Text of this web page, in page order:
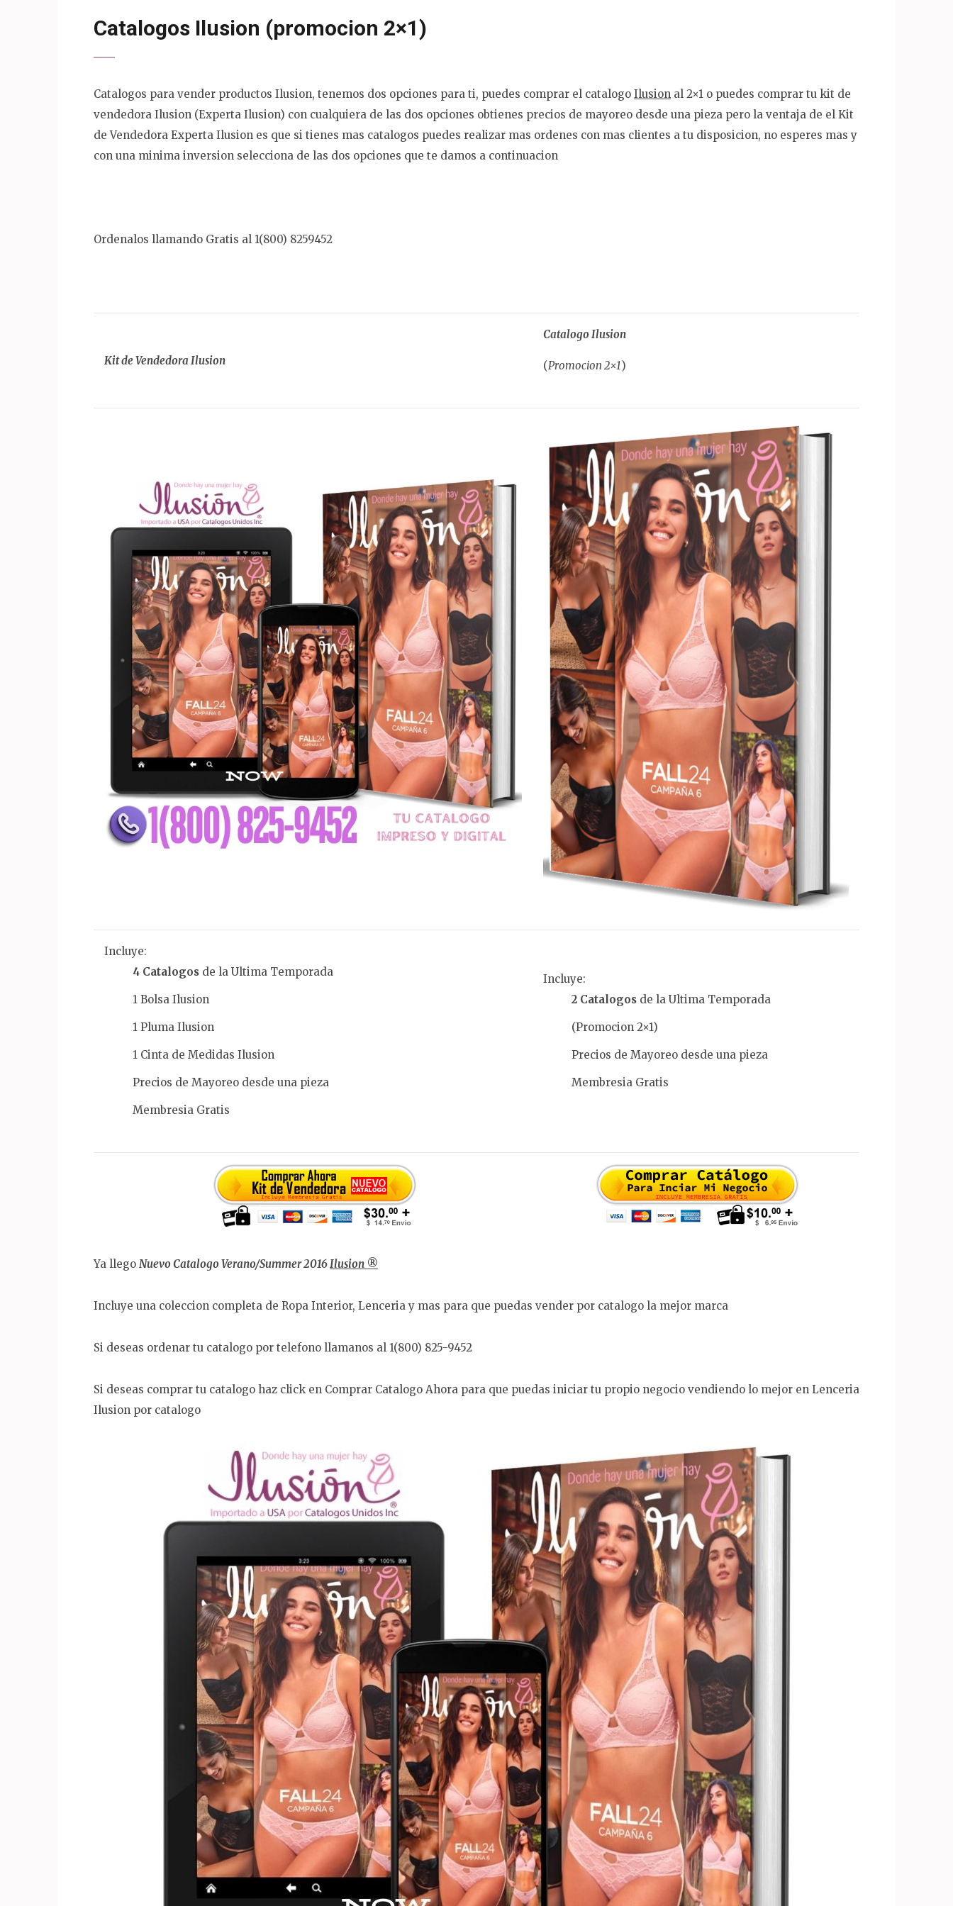
Catalogos Ilusion (promocion 2×1)
Catalogos para vender productos Ilusion, tenemos dos opciones para ti, puedes comprar el catalogo Ilusion al 2×1 o puedes comprar tu kit de
vendedora Ilusion (Experta Ilusion) con cualquiera de las dos opciones obtienes precios de mayoreo desde una pieza pero la ventaja de el Kit
de Vendedora Experta Ilusion es que si tienes mas catalogos puedes realizar mas ordenes con mas clientes a tu disposicion, no esperes mas y
con una minima inversion selecciona de las dos opciones que te damos a continuacion
Ordenalos llamando Gratis al 1(800) 8259452
Kit de Vendedora Ilusion
Catalogo Ilusion
(Promocion 2×1)
Incluye:
4 Catalogos de la Ultima Temporada
1 Bolsa Ilusion
1 Pluma Ilusion
1 Cinta de Medidas Ilusion
Precios de Mayoreo desde una pieza
Membresia Gratis
Incluye:
2 Catalogos de la Ultima Temporada
(Promocion 2×1)
Precios de Mayoreo desde una pieza
Membresia Gratis
Ya llego Nuevo Catalogo Verano/Summer 2016Ilusion ®
Incluye una coleccion completa de Ropa Interior, Lenceria y mas para que puedas vender por catalogo la mejor marca
Si deseas ordenar tu catalogo por telefono llamanos al 1(800) 825-9452
Si deseas comprar tu catalogo haz click en Comprar Catalogo Ahora para que puedas iniciar tu propio negocio vendiendo lo mejor en Lenceria
Ilusion por catalogo